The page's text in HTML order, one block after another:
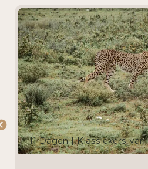
11 Dagen | Klassiekers van